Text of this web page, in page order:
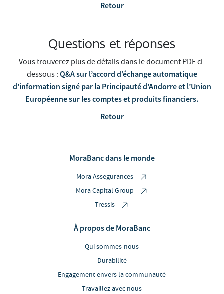
Retour
Questions et réponses
Vous trouverez plus de détails dans le document PDF ci-
dessous : Q&A sur l’accord d’échange automatique
d’information signé par la Principauté d’Andorre et l’Union
Européenne sur les comptes et produits financiers.
Retour
MoraBanc dans le monde
Mora Assegurances
Mora Capital Group
Tressis
À propos de MoraBanc
Qui sommes-nous
Durabilité
Engagement envers la communauté
Travaillez avec nous